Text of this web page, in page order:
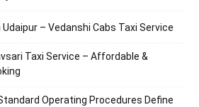
Udaipur – Vedanshi Cabs Taxi Service
Taxi Service – Affordable &
Operating Procedures Define